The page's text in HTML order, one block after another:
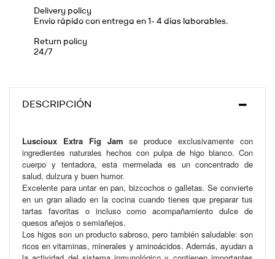
Delivery policy
Envío rápido con entrega en 1- 4 días laborables.
Return policy
24/7
DESCRIPCIÓN
Luscioux Extra Fig Jam se produce exclusivamente con
ingredientes naturales hechos con pulpa de higo blanco. Con
cuerpo y tentadora, esta mermelada es un concentrado de
salud, dulzura y buen humor.
Excelente para untar en pan, bizcochos o galletas. Se convierte
en un gran aliado en la cocina cuando tienes que preparar tus
tartas favoritas o incluso como acompañamiento dulce de
quesos añejos o semiañejos.
Los higos son un producto sabroso, pero también saludable: son
ricos en vitaminas, minerales y aminoácidos. Además, ayudan a